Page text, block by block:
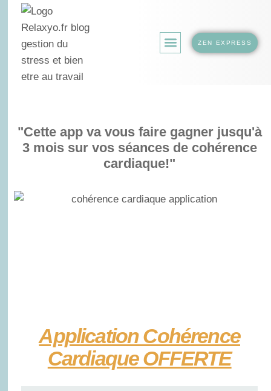
ZEN EXPRESS
Application Cohérence
Cardiaque OFFERTE
"Cette app va vous faire gagner jusqu'à
3 mois sur vos séances de cohérence
cardiaque!"